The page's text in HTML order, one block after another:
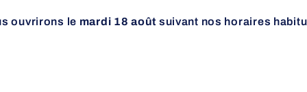
ouvrirons le mardi 18 août suivant nos horaires